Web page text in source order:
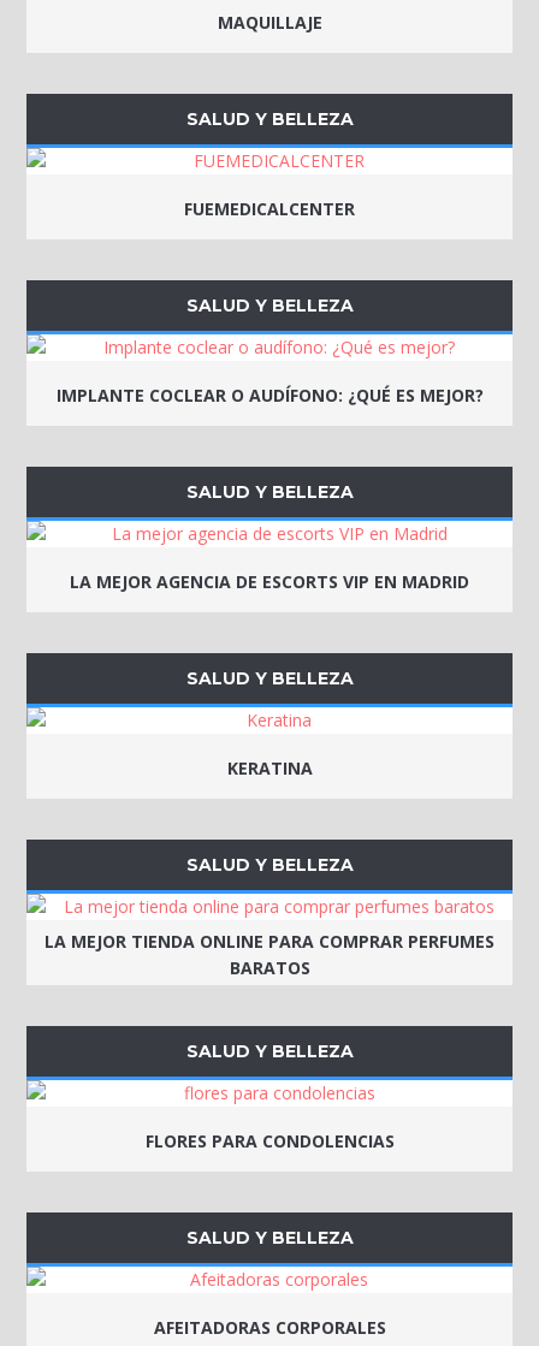
MAQUILLAJE
SALUD Y BELLEZA
FUEMEDICALCENTER
SALUD Y BELLEZA
IMPLANTE COCLEAR O AUDÍFONO: ¿QUÉ ES MEJOR?
SALUD Y BELLEZA
LA MEJOR AGENCIA DE ESCORTS VIP EN MADRID​
SALUD Y BELLEZA
KERATINA
SALUD Y BELLEZA
LA MEJOR TIENDA ONLINE PARA COMPRAR PERFUMES
BARATOS
SALUD Y BELLEZA
FLORES PARA CONDOLENCIAS
SALUD Y BELLEZA
AFEITADORAS CORPORALES